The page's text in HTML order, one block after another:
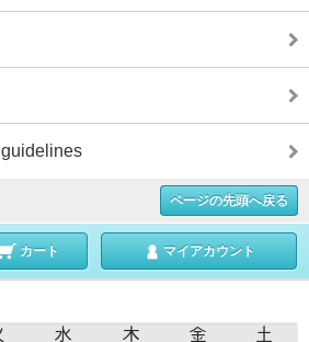
ページの先頭へ戻る
カート マイアカウント